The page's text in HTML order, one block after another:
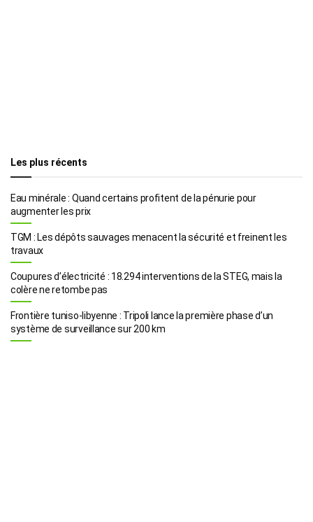
Les plus récents
Eau minérale : Quand certains profitent de la pénurie pour
augmenter les prix
TGM : Les dépôts sauvages menacent la sécurité et freinent les
travaux
Coupures d’électricité : 18.294 interventions de la STEG, mais la
colère ne retombe pas
Frontière tuniso-libyenne : Tripoli lance la première phase d’un
système de surveillance sur 200 km